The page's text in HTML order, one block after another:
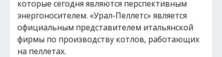
которые сегодня являются перспективным
энергоносителем. «Урал-Пеллетс» является
официальным представителем итальянской
фирмы по производству котлов, работающих
на пеллетах.